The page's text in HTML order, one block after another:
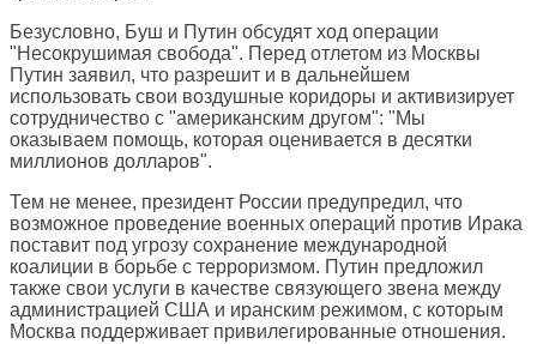
Безусловно, Буш и Путин обсудят ход операции
"Несокрушимая свобода". Перед отлетом из Москвы
Путин заявил, что разрешит и в дальнейшем
использовать свои воздушные коридоры и активизирует
сотрудничество с "американским другом": "Мы
оказываем помощь, которая оценивается в десятки
миллионов долларов".
Тем не менее, президент России предупредил, что
возможное проведение военных операций против Ирака
поставит под угрозу сохранение международной
коалиции в борьбе с терроризмом. Путин предложил
также свои услуги в качестве связующего звена между
администрацией США и иранским режимом, с которым
Москва поддерживает привилегированные отношения.